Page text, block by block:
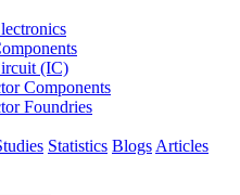
(IC)
Components
Foundries
Statistics Blogs Articles